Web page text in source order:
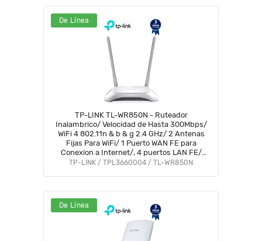
De Línea
TP-LINK TL-WR850N - Ruteador
Inalambrico/ Velocidad de Hasta 300Mbps/
WiFi 4 802.11n & b & g 2.4 GHz/ 2 Antenas
Fijas Para WiFi/ 1 Puerto WAN FE para
Conexion a Internet/, 4 puertos LAN FE/
Ideal para Servicios WISP & Casa &
TP-LINK / TPL3660004 / TL-WR850N
De Línea